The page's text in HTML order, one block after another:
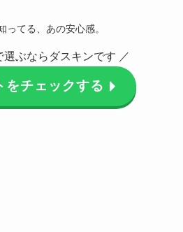
ってる、あの安心感。
選ぶならダスキンです ／
をチェックする